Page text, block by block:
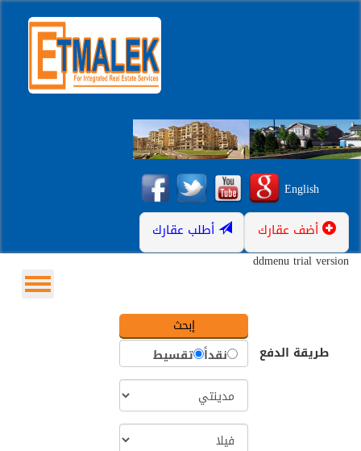
English
أضف عقارك أطلب عقارك
ddmenu trial version
طريقة الدفع نقداً تقسيط